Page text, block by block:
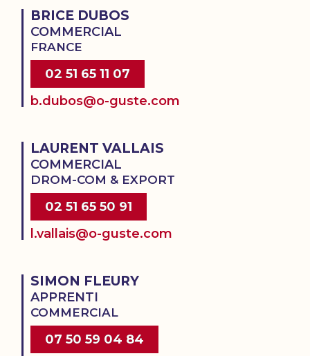
BRICE DUBOS
COMMERCIAL
FRANCE
02 51 65 11 07
b.dubos@o-guste.com
LAURENT VALLAIS
COMMERCIAL
DROM-COM & EXPORT
02 51 65 50 91
l.vallais@o-guste.com
SIMON FLEURY
APPRENTI
COMMERCIAL
07 50 59 04 84